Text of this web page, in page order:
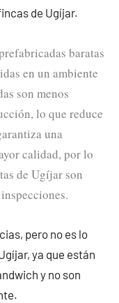
de Ugíjar.
baratas
en un ambiente
son menos
lo que reduce
una
calidad, por lo
de Ugíjar son
pero no es lo
ya que están
y no son